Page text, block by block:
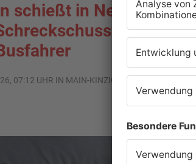
schießt in Neuberg
07:12 UHR IN MAIN-KINZIG-KREIS